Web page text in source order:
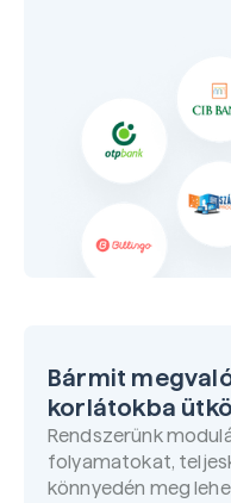
Bármit
korlátokba
Rendszerünk
folyamatokat,
könnyedén meg